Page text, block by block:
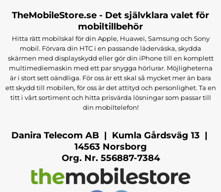
TheMobileStore.se - Det självklara valet för
mobiltillbehör
Hitta rätt mobilskal för din Apple, Huawei, Samsung och Sony
mobil. Förvara din HTC i en passande läderväska, skydda
skärmen med displayskydd eller gör din iPhone till en komplett
multimediemaskin med ett par snygga hörlurar. Möjligheterna
är i stort sett oändliga. För oss är ett skal så mycket mer än bara
ett skydd till mobilen, för oss är det attityd och personlighet. Ta en
titt i vårt sortiment och hitta prisvärda lösningar som passar till
din mobiltelefon!
Danira Telecom AB | Kumla Gårdsväg 13 |
14563 Norsborg
Org. Nr. 556887-7384